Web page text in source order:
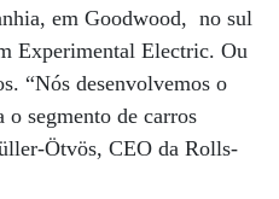
em Goodwood, no sul
Experimental Electric. Ou
“Nós desenvolvemos o
segmento de carros
Ötvös, CEO da Rolls-